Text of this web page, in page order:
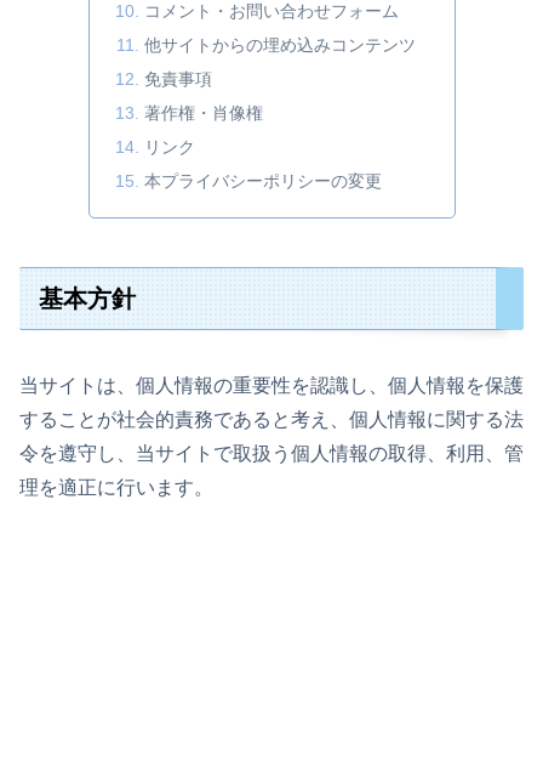
コメント・お問い合わせフォーム
他サイトからの埋め込みコンテンツ
免責事項
著作権・肖像権
リンク
本プライバシーポリシーの変更
基本方針
当サイトは、個人情報の重要性を認識し、個人情報を保護
することが社会的責務であると考え、個人情報に関する法
令を遵守し、当サイトで取扱う個人情報の取得、利用、管
理を適正に行います。